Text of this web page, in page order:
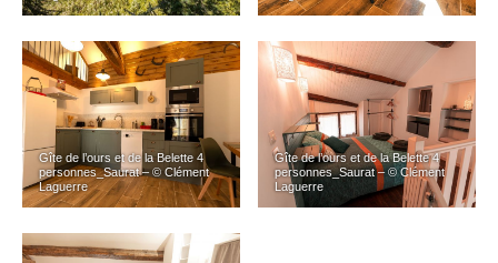
Gîte de l’ours et de la Belette 4
personnes_Saurat – © Clément
Laguerre
Gîte de l’ours et de la Belette 4
personnes_Saurat – © Clément
Laguerre